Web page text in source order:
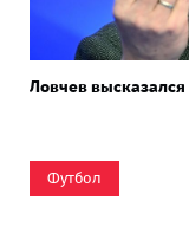
Ловчев
Футбол